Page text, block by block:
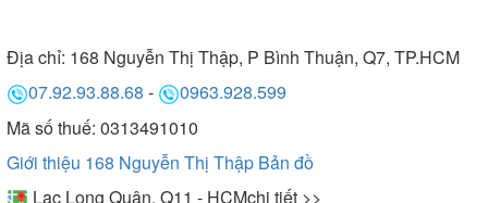
Địa chỉ: 168 Nguyễn Thị Thập, P Bình Thuận, Q7, TP.HCM
07.92.93.88.68 -
0963.928.599
Mã số thuế: 0313491010
Giới thiệu 168 Nguyễn Thị Thập Bản đồ
Lạc Long Quân, Q11 - HCMchi tiết >>